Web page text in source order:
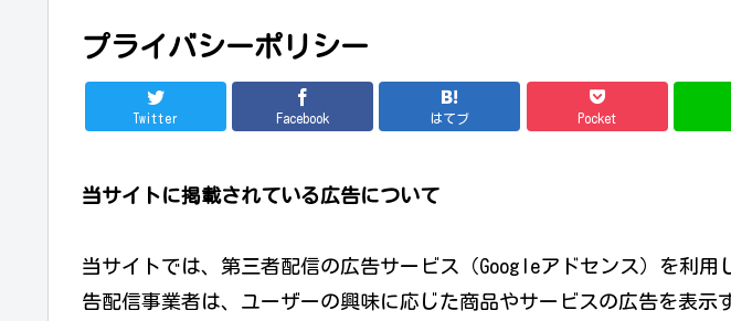
プライバシーポリシー
Twitter Facebook はてブ Pocket
当サイトに掲載されている広告について
当サイトでは、第三者配信の広告サービス（Googleアドセンス）を利用
告配信事業者は、ユーザーの興味に応じた商品やサービスの広告を表示